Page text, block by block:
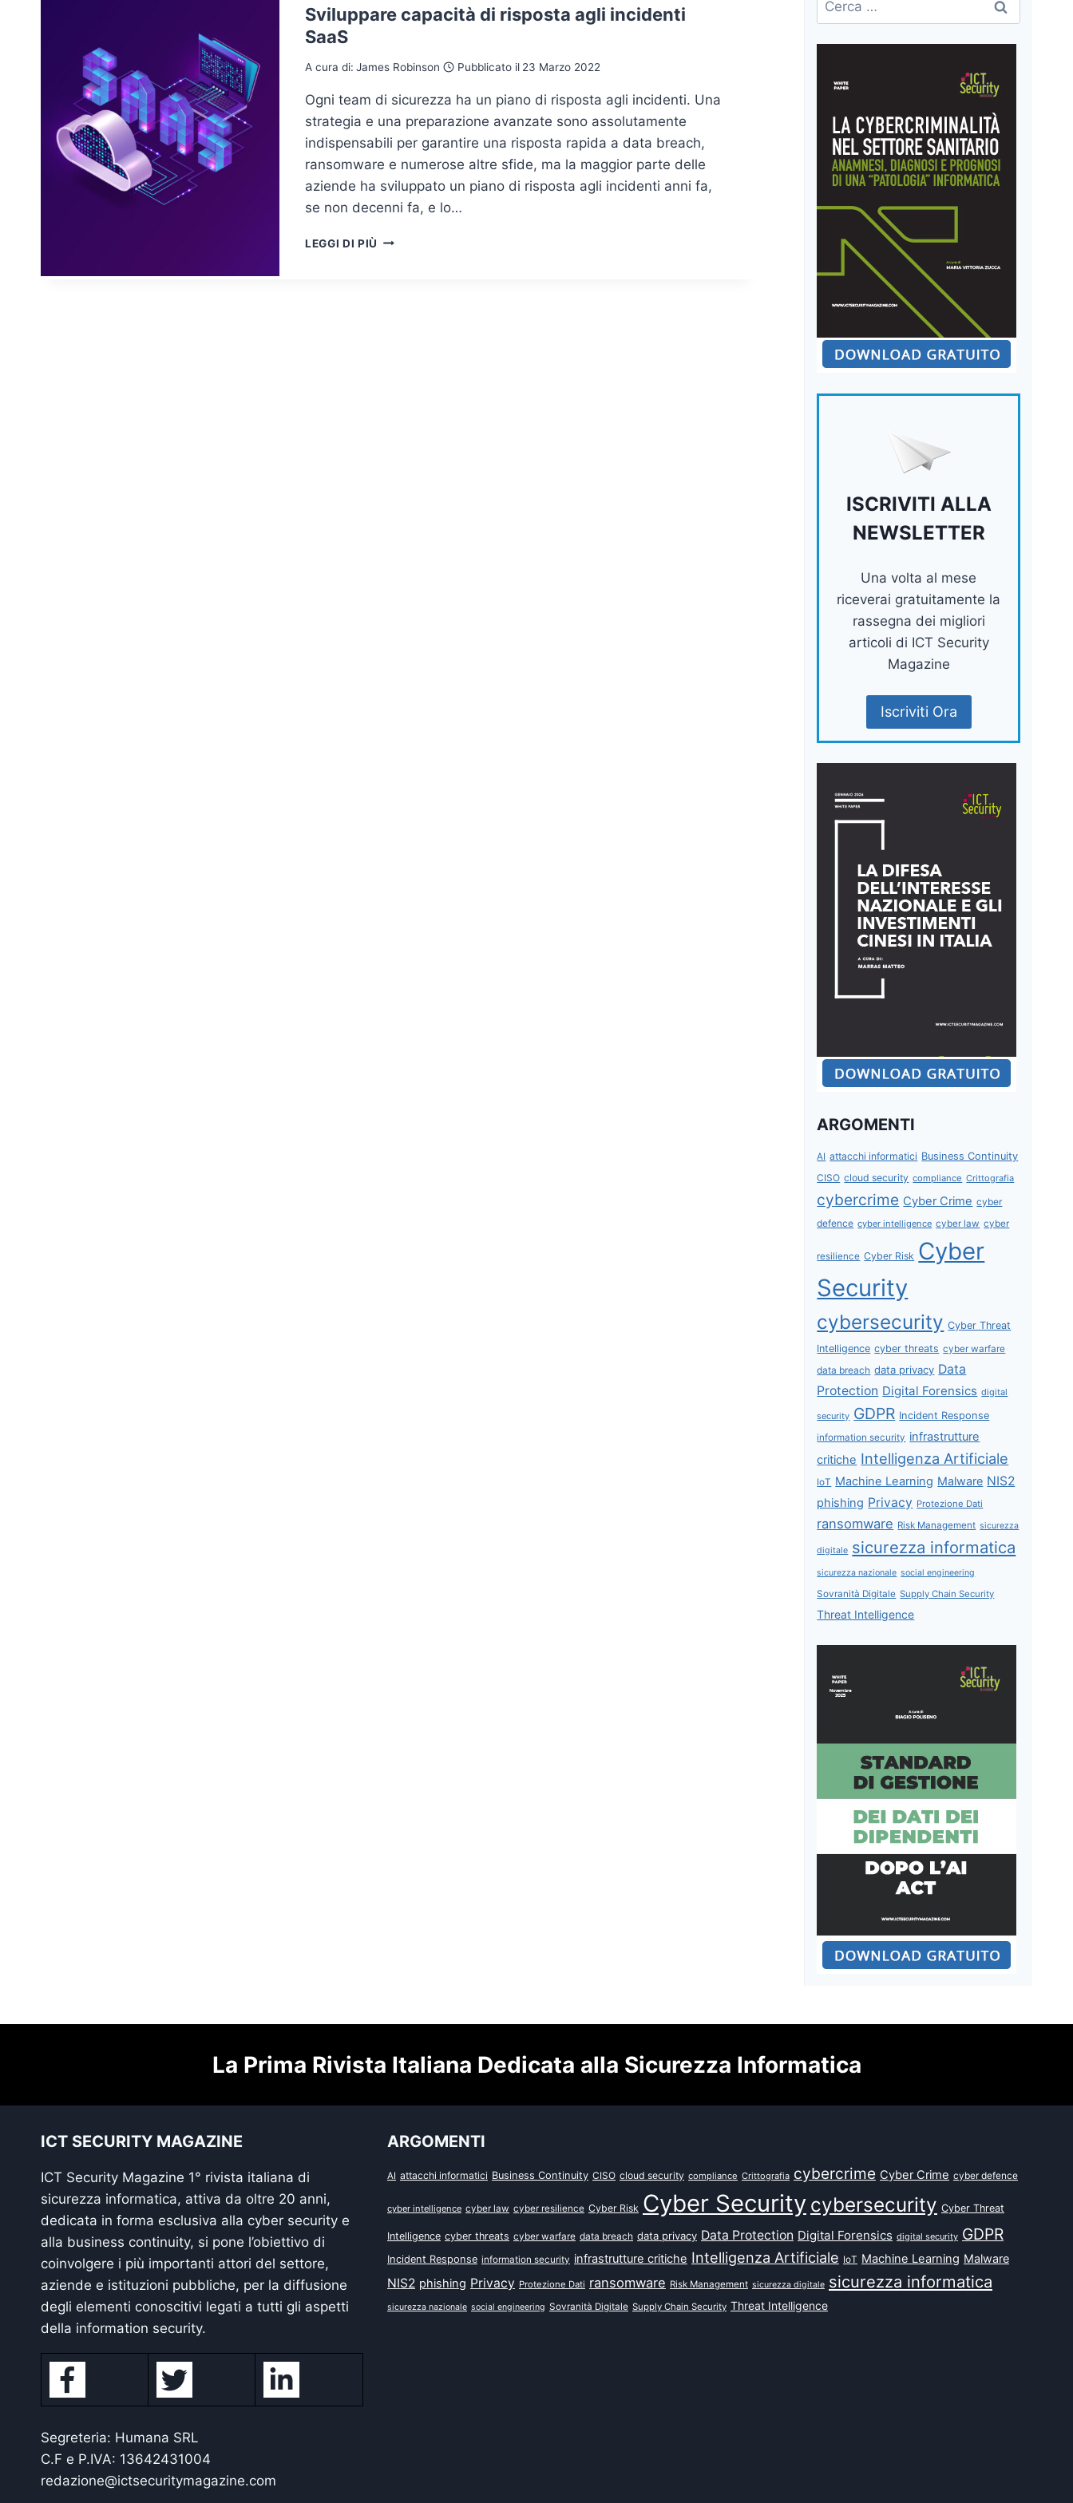
Sviluppare capacità di risposta agli incidenti
SaaS
A cura di: James Robinson Pubblicato il 23 Marzo 2022
Ogni team di sicurezza ha un piano di risposta agli incidenti. Una
strategia e una preparazione avanzate sono assolutamente
indispensabili per garantire una risposta rapida a data breach,
ransomware e numerose altre sfide, ma la maggior parte delle
aziende ha sviluppato un piano di risposta agli incidenti anni fa,
se non decenni fa, e lo…
LEGGI DI PIÙ SVILUPPARE
per:
ISCRIVITI ALLA
NEWSLETTER
Una volta al mese
riceverai gratuitamente la
rassegna dei migliori
articoli di ICT Security
Magazine
Iscriviti Ora
ARGOMENTI
AI attacchi informatici Business Continuity
CISO cloud security compliance Crittografia
cybercrime Cyber Crime cyber
defence cyber intelligence cyber law cyber
resilience Cyber Risk Cyber
Security
cybersecurity Cyber Threat
Intelligence cyber threats cyber warfare
data breach data privacy Data
Protection Digital Forensics digital
security GDPR Incident Response
information security infrastrutture
critiche Intelligenza Artificiale
IoT Machine Learning Malware NIS2
phishing Privacy Protezione Dati
ransomware Risk Management sicurezza
digitale sicurezza informatica
sicurezza nazionale social engineering
Sovranità Digitale Supply Chain Security
Threat Intelligence
La Prima Rivista Italiana Dedicata alla Sicurezza Informatica
ICT SECURITY MAGAZINE
ICT Security Magazine 1° rivista italiana di
sicurezza informatica, attiva da oltre 20 anni,
dedicata in forma esclusiva alla cyber security e
alla business continuity, si pone l’obiettivo di
coinvolgere i più importanti attori del settore,
aziende e istituzioni pubbliche, per la diffusione
degli elementi conoscitivi legati a tutti gli aspetti
della information security.
Segreteria: Humana SRL
C.F e P.IVA: 13642431004
redazione@ictsecuritymagazine.com
ARGOMENTI
AI attacchi informatici Business Continuity CISO cloud security compliance Crittografia cybercrime Cyber Crime cyber defence
cyber intelligence cyber law cyber resilience Cyber Risk Cyber Security cybersecurity Cyber Threat
Intelligence cyber threats cyber warfare data breach data privacy Data Protection Digital Forensics digital security GDPR
Incident Response information security infrastrutture critiche Intelligenza Artificiale IoT Machine Learning Malware
NIS2 phishing Privacy Protezione Dati ransomware Risk Management sicurezza digitale sicurezza informatica
sicurezza nazionale social engineering Sovranità Digitale Supply Chain Security Threat Intelligence